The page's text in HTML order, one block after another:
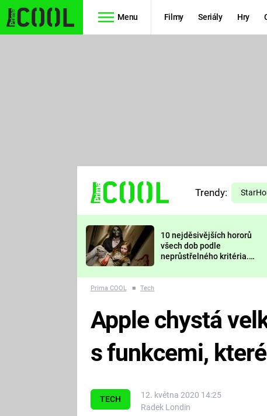
Menu Filmy Seriály Hry
TŘESKU
FUTURAMA
PREDÁTOR
Trendy:
10 nejděsivějších hororů
všech dob podle
neprůstřelného kritéria.
nejvíc zvednou tep?
Prima COOL ■ Tech
TECH
12. května 2020 14:25
Radek Londin
Apple chystá
s funkcemi,